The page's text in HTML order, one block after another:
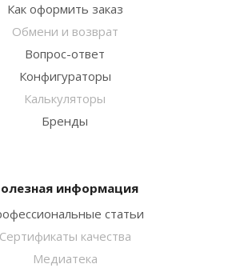
Как оформить заказ
Обмени и возврат
Вопрос-ответ
Конфигураторы
Калькуляторы
Бренды
информация
статьи
Сертификаты качества
Медиатека